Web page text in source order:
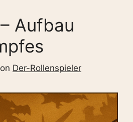
Aufbau
Der-Rollenspieler